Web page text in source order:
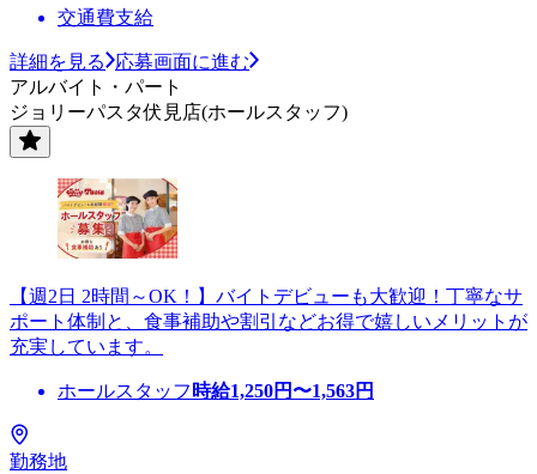
交通費支給
詳細を見る
応募画面に進む
アルバイト・パート
ジョリーパスタ伏見店(ホールスタッフ)
【週2日 2時間～OK！】バイトデビューも大歓迎！丁寧なサ
ポート体制と、食事補助や割引などお得で嬉しいメリットが
充実しています。
ホールスタッフ 時給1,250円〜1,563円
勤務地